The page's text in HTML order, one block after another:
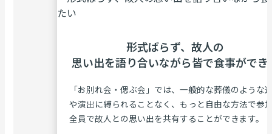
形式ばらず、故⼈の
思い出を語り合いながら皆で⾷事ができ
「お別れ会・偲ぶ会」では、一般的な葬儀のような
や演出に縛られることなく、もっと自由な方法で参
全員で故人との思い出を共有することができます。